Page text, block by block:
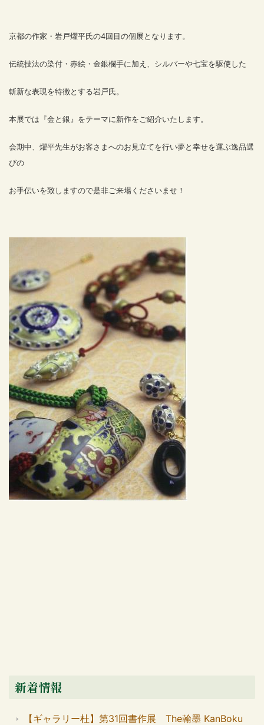
京都の作家・岩戸燿平氏の4回目の個展となります。
伝統技法の染付・赤絵・金銀欄手に加え、シルバーや七宝を駆使した
斬新な表現を特徴とする岩戸氏。
本展では『金と銀』をテーマに新作をご紹介いたします。
会期中、燿平先生がお客さまへのお見立てを行い夢と幸せを運ぶ逸品選
びの
お手伝いを致しますので是非ご来場くださいませ！
新着情報
【ギャラリー杜】第31回書作展 The翰墨 KanBoku